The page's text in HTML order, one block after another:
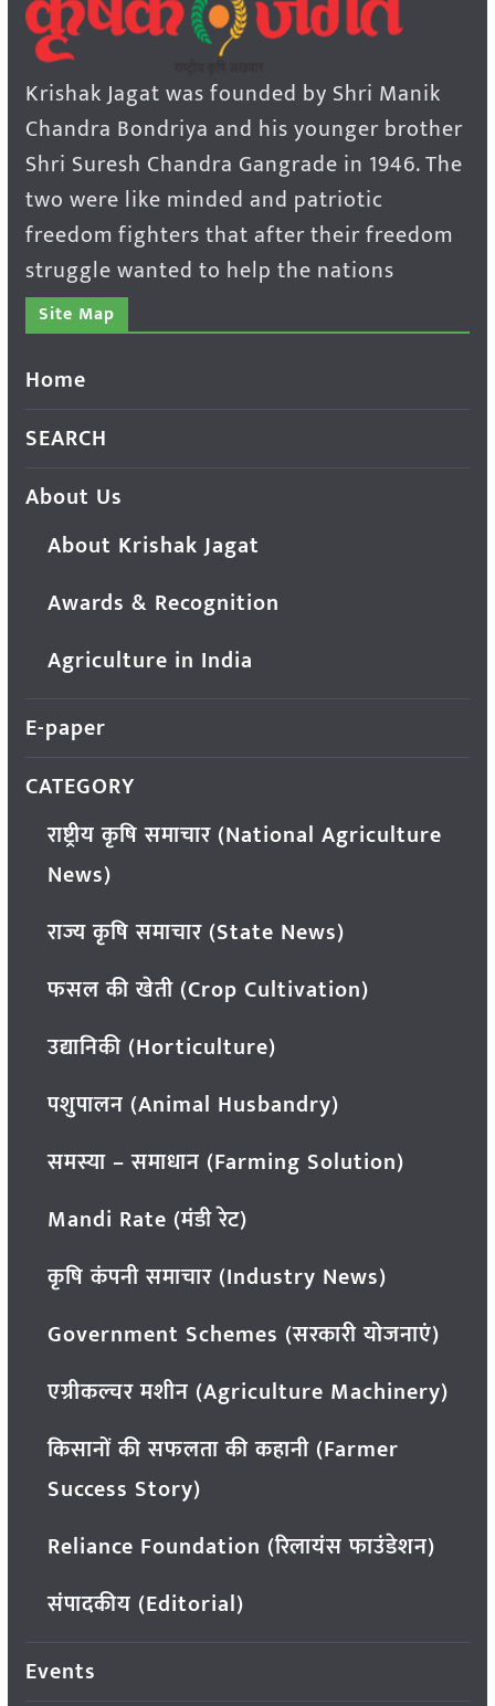
Krishak Jagat was founded by Shri Manik
Chandra Bondriya and his younger brother
Shri Suresh Chandra Gangrade in 1946. The
two were like minded and patriotic
freedom fighters that after their freedom
struggle wanted to help the nations
Site Map
Home
SEARCH
About Us
About Krishak Jagat
Awards & Recognition
Agriculture in India
E-paper
CATEGORY
राष्ट्रीय कृषि समाचार (National Agriculture
News)
राज्य कृषि समाचार (State News)
फसल की खेती (Crop Cultivation)
उद्यानिकी (Horticulture)
पशुपालन (Animal Husbandry)
समस्या – समाधान (Farming Solution)
Mandi Rate (मंडी रेट)
कृषि कंपनी समाचार (Industry News)
Government Schemes (सरकारी योजनाएं)
एग्रीकल्चर मशीन (Agriculture Machinery)
किसानों की सफलता की कहानी (Farmer
Success Story)
Reliance Foundation (रिलायंस फाउंडेशन)
संपादकीय (Editorial)
Events